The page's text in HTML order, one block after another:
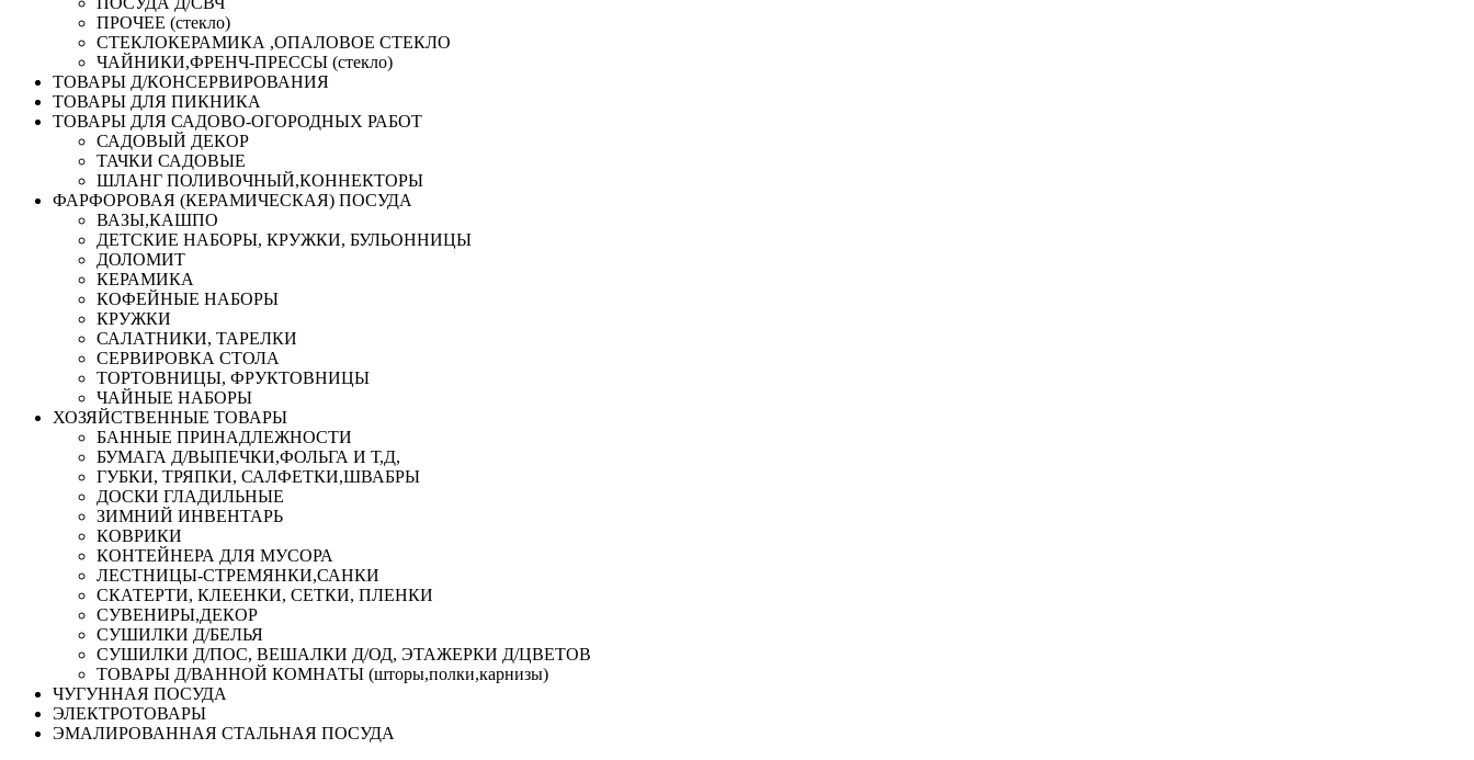
ПРОЧЕЕ (стекло)
СТЕКЛОКЕРАМИКА ,ОПАЛОВОЕ СТЕКЛО
ЧАЙНИКИ,ФРЕНЧ-ПРЕССЫ (стекло)
ТОВАРЫ Д/КОНСЕРВИРОВАНИЯ
ТОВАРЫ ДЛЯ ПИКНИКА
ТОВАРЫ ДЛЯ САДОВО-ОГОРОДНЫХ РАБОТ
САДОВЫЙ ДЕКОР
ТАЧКИ САДОВЫЕ
ШЛАНГ ПОЛИВОЧНЫЙ,КОННЕКТОРЫ
ФАРФОРОВАЯ (КЕРАМИЧЕСКАЯ) ПОСУДА
ВАЗЫ,КАШПО
ДЕТСКИЕ НАБОРЫ, КРУЖКИ, БУЛЬОННИЦЫ
ДОЛОМИТ
КЕРАМИКА
КОФЕЙНЫЕ НАБОРЫ
КРУЖКИ
САЛАТНИКИ, ТАРЕЛКИ
СЕРВИРОВКА СТОЛА
ТОРТОВНИЦЫ, ФРУКТОВНИЦЫ
ЧАЙНЫЕ НАБОРЫ
ХОЗЯЙСТВЕННЫЕ ТОВАРЫ
БАННЫЕ ПРИНАДЛЕЖНОСТИ
БУМАГА Д/ВЫПЕЧКИ,ФОЛЬГА И Т,Д,
ГУБКИ, ТРЯПКИ, САЛФЕТКИ,ШВАБРЫ
ДОСКИ ГЛАДИЛЬНЫЕ
ЗИМНИЙ ИНВЕНТАРЬ
КОВРИКИ
КОНТЕЙНЕРА ДЛЯ МУСОРА
ЛЕСТНИЦЫ-СТРЕМЯНКИ,САНКИ
СКАТЕРТИ, КЛЕЕНКИ, СЕТКИ, ПЛЕНКИ
СУВЕНИРЫ,ДЕКОР
СУШИЛКИ Д/БЕЛЬЯ
СУШИЛКИ Д/ПОС, ВЕШАЛКИ Д/ОД, ЭТАЖЕРКИ Д/ЦВЕТОВ
ТОВАРЫ Д/ВАННОЙ КОМНАТЫ (шторы,полки,карнизы)
ЧУГУННАЯ ПОСУДА
ЭЛЕКТРОТОВАРЫ
ЭМАЛИРОВАННАЯ СТАЛЬНАЯ ПОСУДА